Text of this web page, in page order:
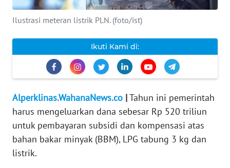
Ilustrasi meteran listrik PLN. (foto/ist)
Ikuti Kami di:
Alperklinas.WahanaNews.co |Tahun ini pemerintah
harus mengeluarkan dana sebesar Rp 520 triliun
untuk pembayaran subsidi dan kompensasi atas
bahan bakar minyak (BBM), LPG tabung 3 kg dan
listrik.
INFO
IKLAN
KAMI
PEDOMAN
MEDIA
SIBER
REDAKSI
KARIR